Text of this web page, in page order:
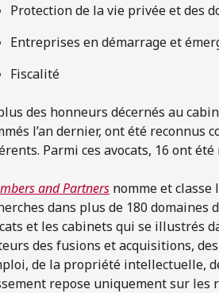
Protection de la vie privée et des
Entreprises en démarrage et
Fiscalité
des honneurs décernés au
l’an dernier, ont été reconnus
Parmi ces avocats, 16 ont
and Partners nomme et
dans plus de 180 domaines
et les cabinets qui se illustrés
des fusions et acquisitions,
de la propriété intellectuelle,
repose uniquement sur les